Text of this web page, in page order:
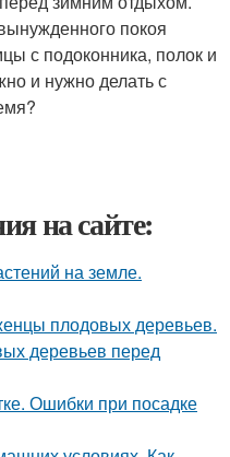
покоя
с подоконника, полок и
и нужно делать с
на сайте:
на земле.
плодовых деревьев.
деревьев перед
Ошибки при посадке